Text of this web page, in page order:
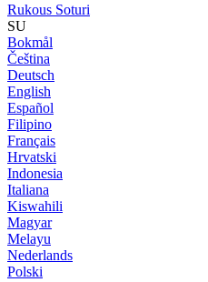
Rukous Soturi
SU
Bokmål
Čeština
Deutsch
English
Español
Filipino
Français
Hrvatski
Indonesia
Italiana
Kiswahili
Magyar
Melayu
Nederlands
Polski